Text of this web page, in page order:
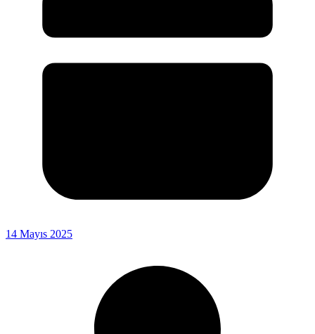
14 Mayıs 2025